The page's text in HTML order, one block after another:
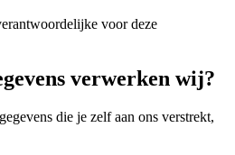
voor deze
verwerken wij?
die je zelf aan ons verstrekt,